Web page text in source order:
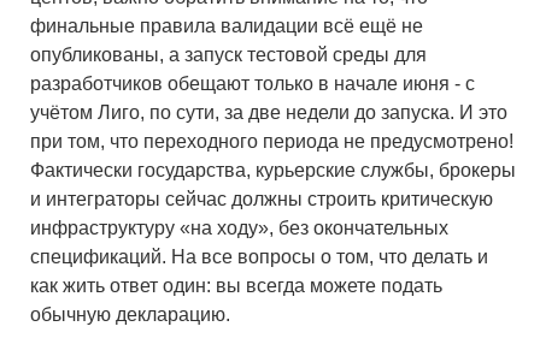
финальные правила валидации всё ещё не
опубликованы, а запуск тестовой среды для
разработчиков обещают только в начале июня - с
учётом Лиго, по сути, за две недели до запуска. И это
при том, что переходного периода не предусмотрено!
Фактически государства, курьерские службы, брокеры
и интеграторы сейчас должны строить критическую
инфраструктуру «на ходу», без окончательных
спецификаций. На все вопросы о том, что делать и
как жить ответ один: вы всегда можете подать
обычную декларацию.